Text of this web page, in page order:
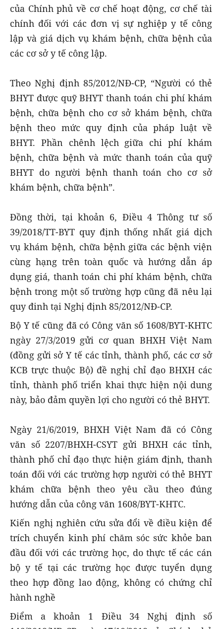
của Chính phủ về cơ chế hoạt động, cơ chế tài
chính đối với các đơn vị sự nghiệp y tế công
lập và giá dịch vụ khám bệnh, chữa bệnh của
các cơ sở y tế công lập.
Theo Nghị định 85/2012/NĐ-CP, “Người có thẻ
BHYT được quỹ BHYT thanh toán chi phí khám
bệnh, chữa bệnh cho cơ sở khám bệnh, chữa
bệnh theo mức quy định của pháp luật về
BHYT. Phần chênh lệch giữa chi phí khám
bệnh, chữa bệnh và mức thanh toán của quỹ
BHYT do người bệnh thanh toán cho cơ sở
khám bệnh, chữa bệnh”.
Đồng thời, tại khoản 6, Điều 4 Thông tư số
39/2018/TT-BYT quy định thống nhất giá dịch
vụ khám bệnh, chữa bệnh giữa các bệnh viện
cùng hạng trên toàn quốc và hướng dẫn áp
dụng giá, thanh toán chi phí khám bệnh, chữa
bệnh trong một số trường hợp cũng đã nêu lại
quy đinh tại Nghị định 85/2012/NĐ-CP.
Bộ Y tế cũng đã có Công văn số 1608/BYT-KHTC
ngày 27/3/2019 gửi cơ quan BHXH Việt Nam
(đồng gửi sở Y tế các tỉnh, thành phố, các cơ sở
KCB trực thuộc Bộ) đề nghị chỉ đạo BHXH các
tỉnh, thành phố triển khai thực hiện nội dung
này, bảo đảm quyền lợi cho người có thẻ BHYT.
Ngày 21/6/2019, BHXH Việt Nam đã có Công
văn số 2207/BHXH-CSYT gửi BHXH các tỉnh,
thành phố chỉ đạo thực hiện giám định, thanh
toán đối với các trường hợp người có thẻ BHYT
khám chữa bệnh theo yêu cầu theo đúng
hướng dẫn của công văn 1608/BYT-KHTC.
Kiến nghị nghiên cứu sửa đổi về điều kiện để
trích chuyển kinh phí chăm sóc sức khỏe ban
đầu đối với các trường học, do thực tế các cán
bộ y tế tại các trường học được tuyển dụng
theo hợp đồng lao động, không có chứng chỉ
hành nghề
Điểm a khoản 1 Điều 34 Nghị định số